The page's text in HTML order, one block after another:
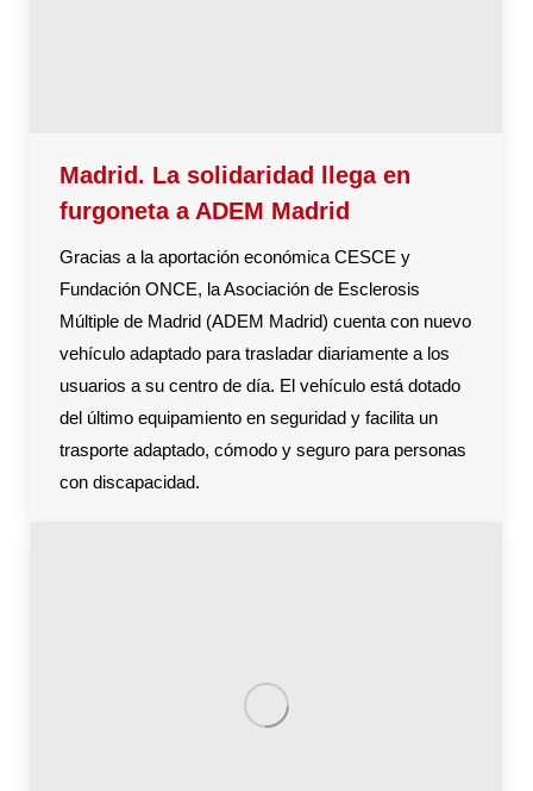
Madrid. La solidaridad llega en
furgoneta a ADEM Madrid
Gracias a la aportación económica CESCE y
Fundación ONCE, la Asociación de Esclerosis
Múltiple de Madrid (ADEM Madrid) cuenta con nuevo
vehículo adaptado para trasladar diariamente a los
usuarios a su centro de día. El vehículo está dotado
del último equipamiento en seguridad y facilita un
trasporte adaptado, cómodo y seguro para personas
con discapacidad.